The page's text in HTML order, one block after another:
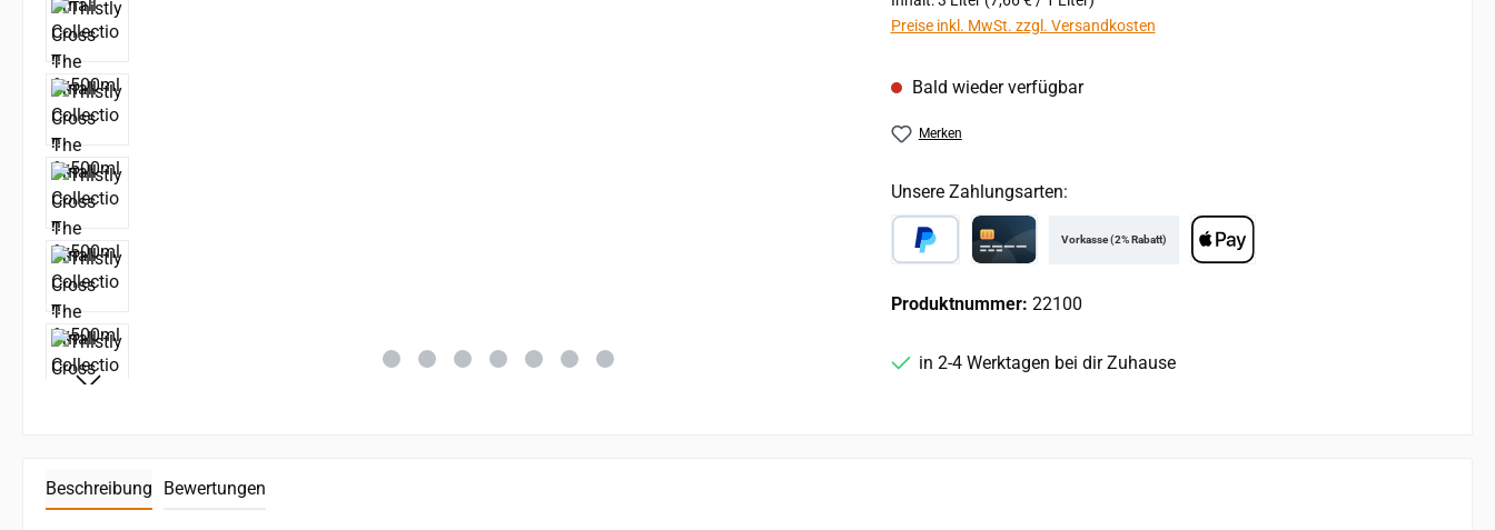
Preise inkl. MwSt. zzgl. Versandkosten
Bald wieder verfügbar
Merken
Unsere Zahlungsarten:
Vorkasse (2% Rabatt)
Produktnummer: 22100
in 2-4 Werktagen bei dir Zuhause
Beschreibung Bewertungen